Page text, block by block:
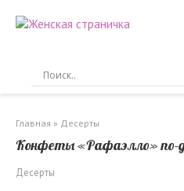
Главная » Десерты
Конфеты «Рафаэлло»
Десерты